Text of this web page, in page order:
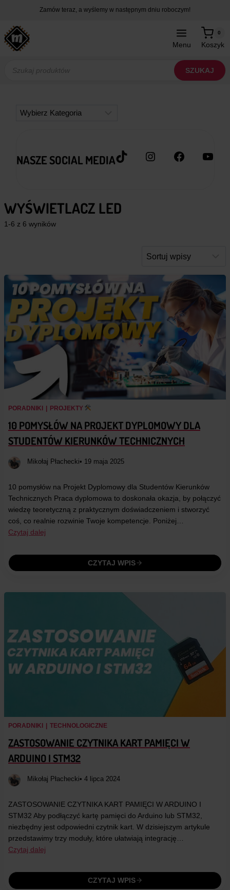
treści
Zamów teraz, a wyślemy w następnym dniu roboczym!
Menu Koszyk
0
produktów
SZUKAJ
Kategorie
NASZE SOCIAL MEDIATikTokInstagramFacebook
WYŚWIETLACZ LED
1-6 z 6 wyników
PORADNIKI PROJEKTY
10 POMYSŁÓW NA PROJEKT DYPLOMOWY DLA
STUDENTÓW KIERUNKÓW TECHNICZNYCH
Mikołaj Płachecki• 19 maja 2025
10 pomysłów na Projekt Dyplomowy dla Studentów Kierunków
Technicznych Praca dyplomowa to doskonała okazja, by połączyć
wiedzę teoretyczną z praktycznym doświadczeniem i stworzyć
coś, co realnie rozwinie Twoje kompetencje. Poniżej…
Czytaj dalej
CZYTAJ WPIS
PORADNIKI TECHNOLOGICZNE
ZASTOSOWANIE CZYTNIKA KART PAMIĘCI W
ARDUINO I STM32
Mikołaj Płachecki• 4 lipca 2024
ZASTOSOWANIE CZYTNIKA KART PAMIĘCI W ARDUINO I
STM32 Aby podłączyć kartę pamięci do Arduino lub STM32,
niezbędny jest odpowiedni czytnik kart. W dzisiejszym artykule
przedstawimy trzy moduły, które ułatwiają integrację…
Czytaj dalej
CZYTAJ WPIS